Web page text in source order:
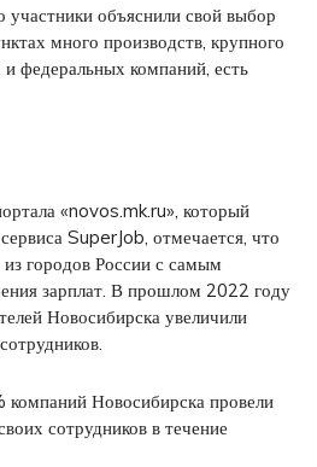
объяснили свой выбор
много производств, крупного
федеральных компаний, есть
«novos.mk.ru», который
SuperJob, отмечается, что
городов России с самым
зарплат. В прошлом 2022 году
Новосибирска увеличили
Новосибирска провели
сотрудников в течение